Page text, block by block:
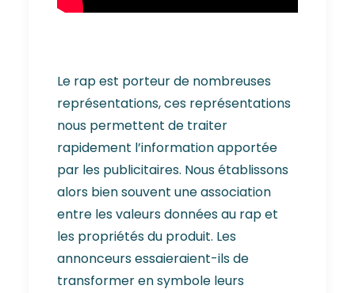
Le rap est porteur de nombreuses
représentations, ces représentations
nous permettent de traiter
rapidement l’information apportée
par les publicitaires. Nous établissons
alors bien souvent une association
entre les valeurs données au rap et
les propriétés du produit. Les
annonceurs essaieraient-ils de
transformer en symbole leurs